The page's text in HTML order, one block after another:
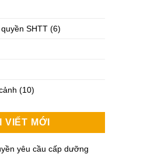
SHTT (6)
(10)
VIẾT MỚI
yêu cầu cấp dưỡng